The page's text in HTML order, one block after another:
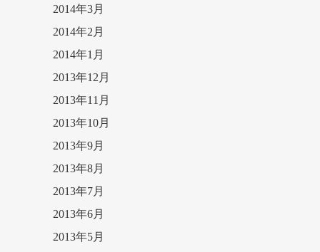
2014年3月
2014年2月
2014年1月
2013年12月
2013年11月
2013年10月
2013年9月
2013年8月
2013年7月
2013年6月
2013年5月